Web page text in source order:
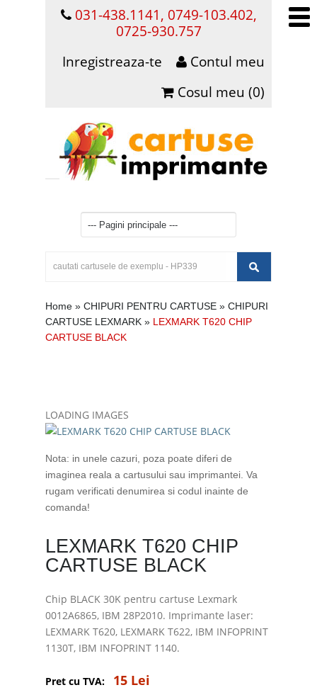
031-438.1141, 0749-103.402,
0725-930.757
Contul meu
Inregistreaza-te
Cosul meu (0)
Home » CHIPURI PENTRU CARTUSE » CHIPURI
CARTUSE LEXMARK » LEXMARK T620 CHIP
CARTUSE BLACK
LOADING IMAGES
Nota: in unele cazuri, poza poate diferi de
imaginea reala a cartusului sau imprimantei. Va
rugam verificati denumirea si codul inainte de
comanda!
LEXMARK T620 CHIP
CARTUSE BLACK
Chip BLACK 30K pentru cartuse Lexmark
0012A6865, IBM 28P2010. Imprimante laser:
LEXMARK T620, LEXMARK T622, IBM INFOPRINT
1130T, IBM INFOPRINT 1140.
Pret cu TVA: 15 Lei